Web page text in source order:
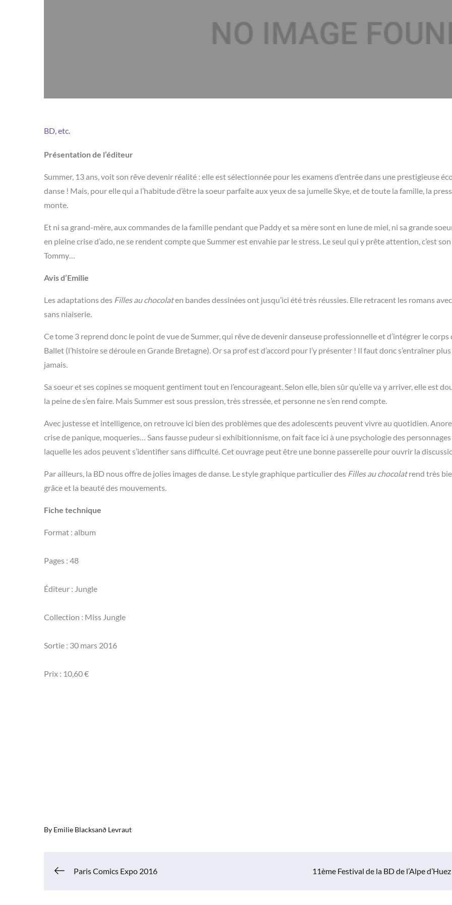
BD, etc.
Présentation de l’éditeur
Summer, 13 ans, voit son rêve devenir réalité : elle est sélectionnée pour les examens d’entrée dans une prestigieuse
danse ! Mais, pour elle qui a l’habitude d’être la soeur parfaite aux yeux de sa jumelle Skye, et de toute la famille, la
monte.
Et ni sa grand-mère, aux commandes de la famille pendant que Paddy et sa mère sont en lune de miel, ni sa grande
en pleine crise d’ado, ne se rendent compte que Summer est envahie par le stress. Le seul qui y prête attention, c’est
Tommy…
Avis d’Emilie
Les adaptations des Filles au chocolaten bandes dessinées ont jusqu’ici été très réussies. Elle retracent les romans
sans niaiserie.
Ce tome 3 reprend donc le point de vue de Summer, qui rêve de devenir danseuse professionnelle et d’intégrer le corps
Ballet (l’histoire se déroule en Grande Bretagne). Or sa prof est d’accord pour l’y présenter ! Il faut donc s’entraîner
jamais.
Sa soeur et ses copines se moquent gentiment tout en l’encourageant. Selon elle, bien sûr qu’elle va y arriver, elle est
la peine de s’en faire. Mais Summer est sous pression, très stressée, et personne ne s’en rend compte.
Avec justesse et intelligence, on retrouve ici bien des problèmes que des adolescents peuvent vivre au quotidien.
crise de panique, moqueries… Sans fausse pudeur si exhibitionnisme, on fait face ici à une psychologie des personnages
laquelle les ados peuvent s’identifier sans difficulté. Cet ouvrage peut être une bonne passerelle pour ouvrir la
Par ailleurs, la BD nous offre de jolies images de danse. Le style graphique particulier des Filles au chocolatrend très
grâce et la beauté des mouvements.
Fiche technique
Format : album
Pages : 48
Éditeur : Jungle
Collection : Miss Jungle
Sortie : 30 mars 2016
Prix : 10,60 €
By Emilie Blacksanð Levraut
Navigation
Paris Comics Expo 2016 11ème Festival de la BD de l’Alpe d’Huez